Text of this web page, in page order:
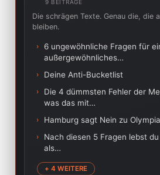
9 BEITRÄGE
Die schrägen Texte. Genau die, die
bleiben.
›
6 ungewöhnliche Fragen für
außergewöhnliches…
› Deine Anti-Bucketlist
›
Die 4 dümmsten Fehler der
was das mit…
› Hamburg sagt Nein zu Olympia
›
Nach diesen 5 Fragen lebst
als…
+ 4 WEITERE